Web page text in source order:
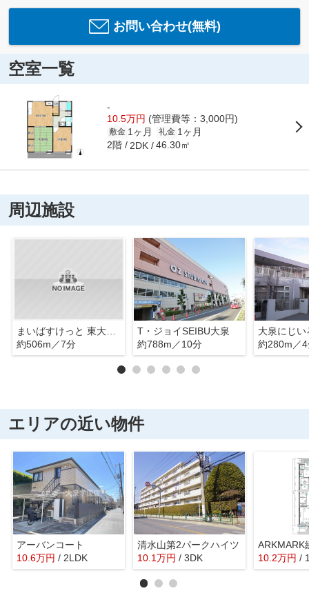
お問い合わせ(無料)
空室一覧
-
10.5万円 (管理費等：3,000円)
敷金 1ヶ月 礼金 1ヶ月
2階 2DK 46.30㎡
周辺施設
まいばすけっと 東大泉3丁目店
約506m／7分
T・ジョイSEIBU大泉
約788m／10分
大泉にじい
約280m／
エリアの近い物件
アーバンコート
10.6万円 / 2LDK
清水山第2パークハイツ
10.1万円 / 3DK
ARKMARK
10.2万円 /